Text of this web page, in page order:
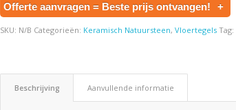
Offerte aanvragen = Beste prijs ontvangen! +
SKU: N/B Categorieën: Keramisch Natuursteen,Vloertegels Tag:
Beschrijving Aanvullende informatie